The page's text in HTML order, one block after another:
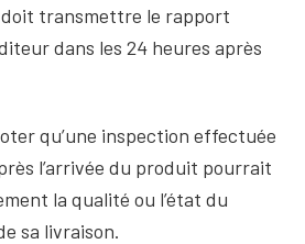
transmettre le rapport
dans les 24 heures après
qu’une inspection effectuée
l’arrivée du produit pourrait
la qualité ou l’état du
sa livraison.